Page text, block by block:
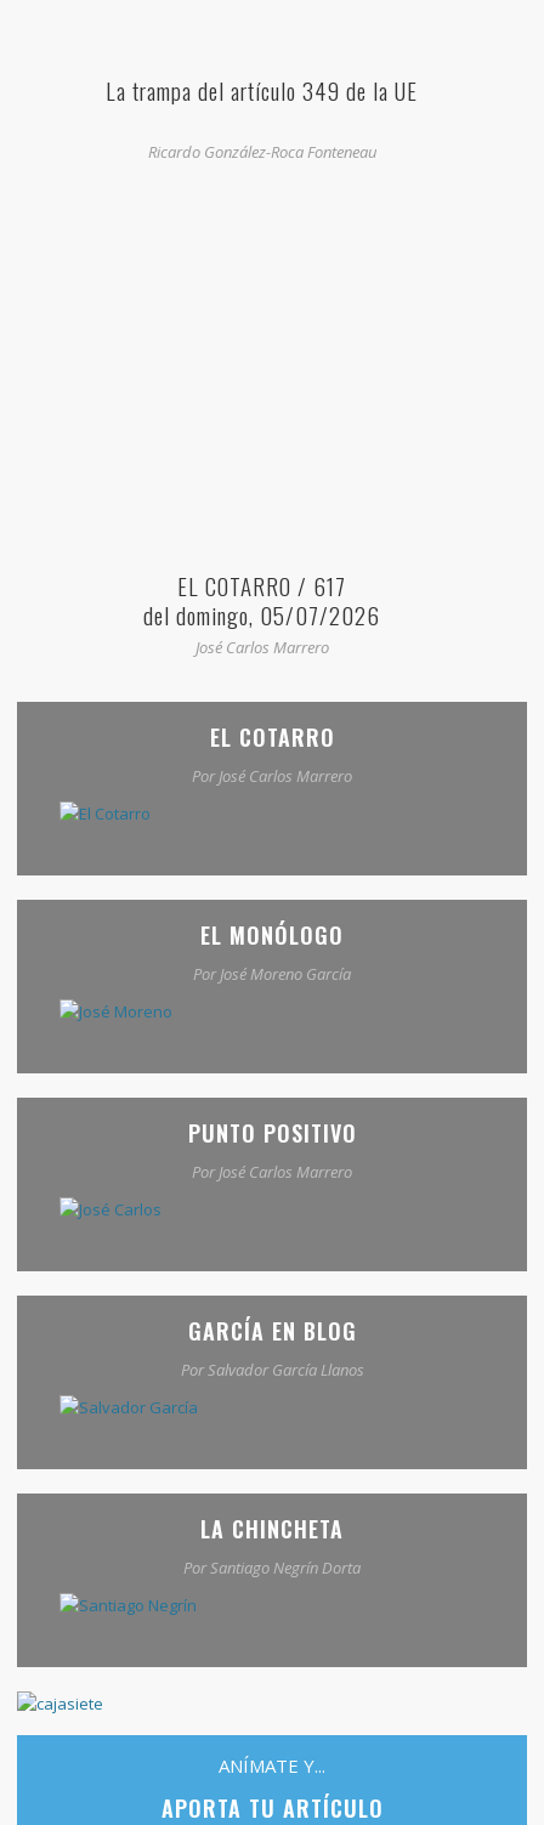
La trampa del artículo 349 de la UE
Ricardo González-Roca Fonteneau
EL COTARRO / 617
del domingo, 05/07/2026
José Carlos Marrero
EL COTARRO
Por José Carlos Marrero
EL MONÓLOGO
Por José Moreno García
PUNTO POSITIVO
Por José Carlos Marrero
GARCÍA EN BLOG
Por Salvador García Llanos
LA CHINCHETA
Por Santiago Negrín Dorta
ANÍMATE Y...
APORTA TU ARTÍCULO